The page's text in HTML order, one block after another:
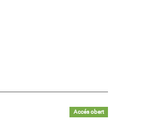
Accés obert